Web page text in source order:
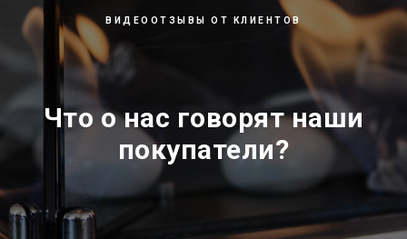
ВИДЕООТЗЫВЫ ОТ КЛИЕНТОВ
Что о нас говорят наши
покупатели?